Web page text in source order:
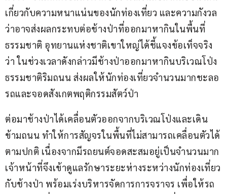
เกี่ยวกับความหนาแน่นของนักท่องเที่ยว และความกังวล
ว่าอาจส่งผลกระทบต่อช้างป่าที่ออกมาหากินในพื้นที่
ธรรมชาติ อุทยานแห่งชาติเขาใหญ่ได้ชี้แจงข้อเท็จจริง
ว่า ในช่วงเวลาดังกล่าวมีช้างป่าออกมาหากินบริเวณโป่ง
ธรรมชาติริมถนน ส่งผลให้นักท่องเที่ยวจำนวนมากชะลอ
รถและจอดสังเกตพฤติกรรมสัตว์ป่า
ต่อมาช้างป่าได้เคลื่อนตัวออกจากบริเวณโป่งและเดิน
ข้ามถนน ทำให้การสัญจรในพื้นที่ไม่สามารถเคลื่อนตัวได้
ตามปกติ เนื่องจากมีรถยนต์จอดสะสมอยู่เป็นจำนวนมาก
เจ้าหน้าที่จึงเข้าดูแลรักษาระยะห่างระหว่างนักท่องเที่ยว
กับช้างป่า พร้อมเร่งบริหารจัดการการจราจร เพื่อให้รถ